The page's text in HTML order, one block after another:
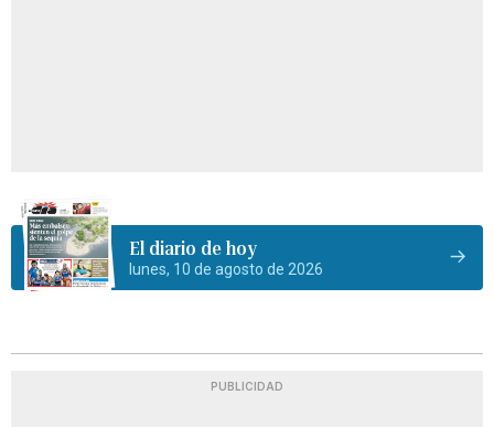
El diario de hoy
lunes, 10 de agosto de 2026
PUBLICIDAD